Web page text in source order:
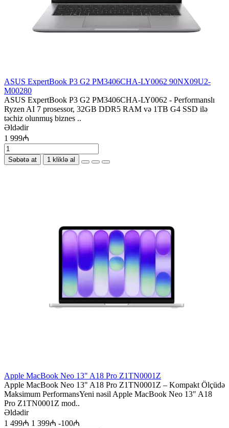
ASUS ExpertBook P3 G2 PM3406CHA-LY0062 90NX09U2-
M00280
ASUS ExpertBook P3 G2 PM3406CHA-LY0062 - Performanslı
Ryzen AI 7 prosessor, 32GB DDR5 RAM və 1TB G4 SSD ilə
təchiz olunmuş biznes ..
Əldədir
1 999₼
Səbətə at 1 kliklə al
Apple MacBook Neo 13" A18 Pro Z1TN0001Z
Apple MacBook Neo 13" A18 Pro Z1TN0001Z – Kompakt Ölçüdə
Maksimum PerformansYeni nəsil Apple MacBook Neo 13" A18
Pro Z1TN0001Z mod..
Əldədir
1 499₼ 1 399₼ -100₼